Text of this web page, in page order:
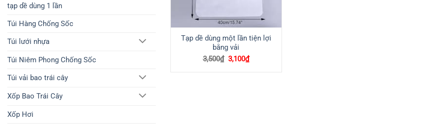
tạp dề dùng 1 lần
Túi Hàng Chống Sốc
Túi lưới nhựa
Túi Niêm Phong Chống Sốc
Túi vải bao trái cây
Xốp Bao Trái Cây
Xốp Hơi
Tạp dề dùng một lần tiện lợi
bằng vải
3,500₫ Giá
là:
3,100₫Giá
tại